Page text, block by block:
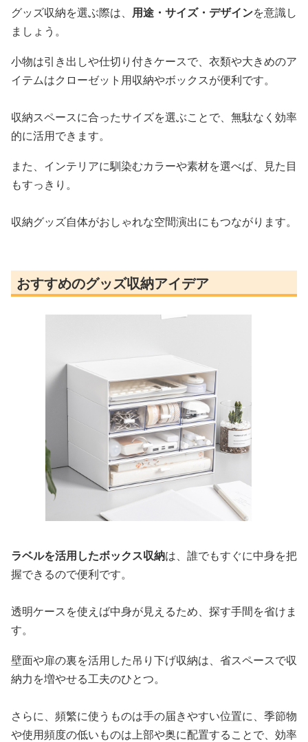
グッズ収納を選ぶ際は、 用途・サイズ・デザインを意識し
ましょう。
小物は引き出しや仕切り付きケースで、衣類や大きめのア
イテムはクローゼット用収納やボックスが便利です。
収納スペースに合ったサイズを選ぶことで、無駄なく効率
的に活用できます。
また、インテリアに馴染むカラーや素材を選べば、見た目
もすっきり。
収納グッズ自体がおしゃれな空間演出にもつながります。
おすすめのグッズ収納アイデア
ラベルを活用したボックス収納は、誰でもすぐに中身を把
握できるので便利です。
透明ケースを使えば中身が見えるため、探す手間を省けま
す。
壁面や扉の裏を活用した吊り下げ収納は、省スペースで収
納力を増やせる工夫のひとつ。
さらに、頻繁に使うものは手の届きやすい位置に、季節物
や使用頻度の低いものは上部や奥に配置することで、効率